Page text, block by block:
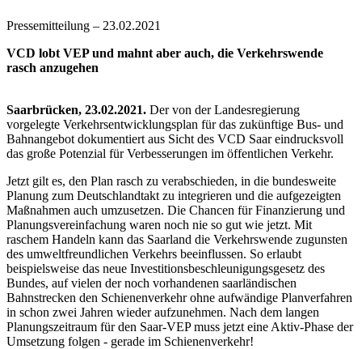
Pressemitteilung – 23.02.2021
VCD lobt VEP und mahnt aber auch, die Verkehrswende
rasch anzugehen
Saarbrücken, 23.02.2021. Der von der Landesregierung
vorgelegte Verkehrsentwicklungsplan für das zukünftige Bus- und
Bahnangebot dokumentiert aus Sicht des VCD Saar eindrucksvoll
das große Potenzial für Verbesserungen im öffentlichen Verkehr.
Jetzt gilt es, den Plan rasch zu verabschieden, in die bundesweite
Planung zum Deutschlandtakt zu integrieren und die aufgezeigten
Maßnahmen auch umzusetzen. Die Chancen für Finanzierung und
Planungsvereinfachung waren noch nie so gut wie jetzt. Mit
raschem Handeln kann das Saarland die Verkehrswende zugunsten
des umweltfreundlichen Verkehrs beeinflussen. So erlaubt
beispielsweise das neue Investitionsbeschleunigungsgesetz des
Bundes, auf vielen der noch vorhandenen saarländischen
Bahnstrecken den Schienenverkehr ohne aufwändige Planverfahren
in schon zwei Jahren wieder aufzunehmen. Nach dem langen
Planungszeitraum für den Saar-VEP muss jetzt eine Aktiv-Phase der
Umsetzung folgen - gerade im Schienenverkehr!